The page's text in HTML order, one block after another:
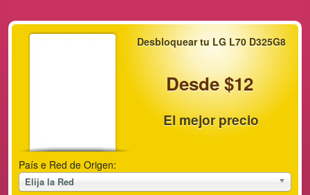
Desbloquear tu LG L70 D325G8
Desde $12
El mejor precio
País e Red de Origen:
Elija la Red